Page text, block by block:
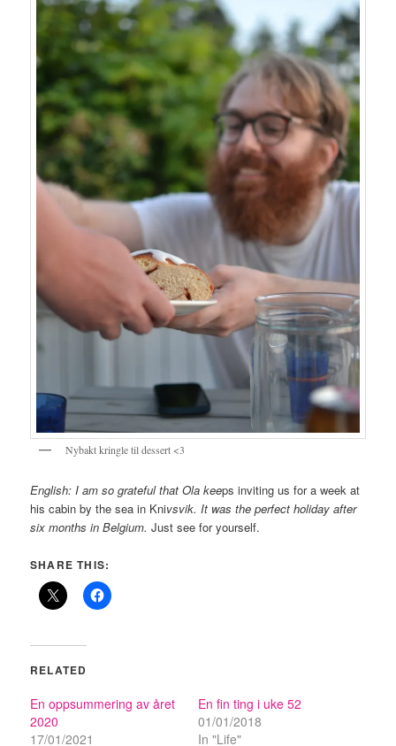
Nybakt kringle til dessert <3
English: I am so grateful that Ola keeps inviting us for a week at
his cabin by the sea in Knivsvik. It was the perfect holiday after
six months in Belgium.Just see for yourself.
SHARE THIS:
RELATED
En oppsummering av året
2020
17/01/2021
En fin ting i uke 52
01/01/2018
In "Life"